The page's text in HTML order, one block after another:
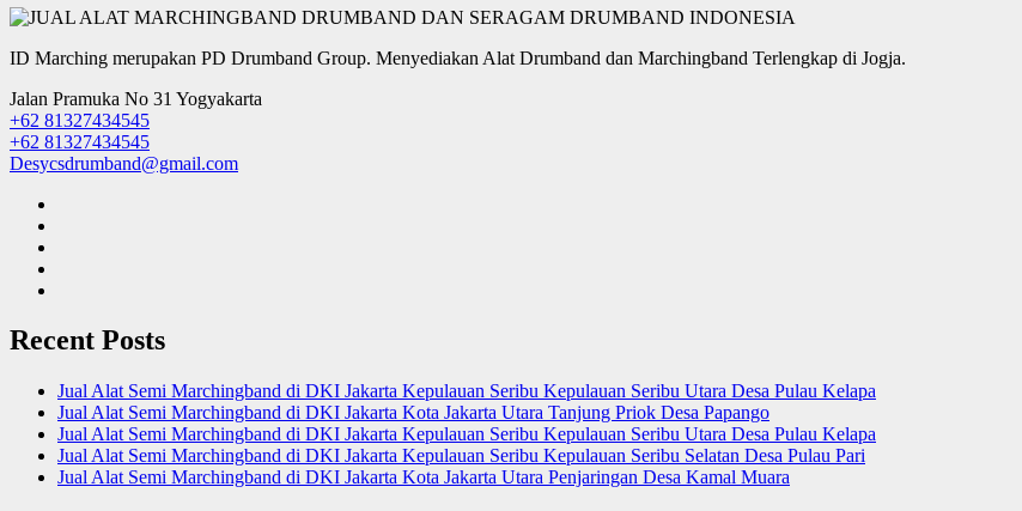
ID Marching merupakan PD Drumband Group. Menyediakan Alat Drumband dan Marchingband Terlengkap di Jogja.
Jalan Pramuka No 31 Yogyakarta
+62 81327434545
+62 81327434545
Desycsdrumband@gmail.com
Recent Posts
Jual Alat Semi Marchingband di DKI Jakarta Kepulauan Seribu Kepulauan Seribu Utara Desa Pulau Kelapa
Jual Alat Semi Marchingband di DKI Jakarta Kota Jakarta Utara Tanjung Priok Desa Papango
Jual Alat Semi Marchingband di DKI Jakarta Kepulauan Seribu Kepulauan Seribu Utara Desa Pulau Kelapa
Jual Alat Semi Marchingband di DKI Jakarta Kepulauan Seribu Kepulauan Seribu Selatan Desa Pulau Pari
Jual Alat Semi Marchingband di DKI Jakarta Kota Jakarta Utara Penjaringan Desa Kamal Muara